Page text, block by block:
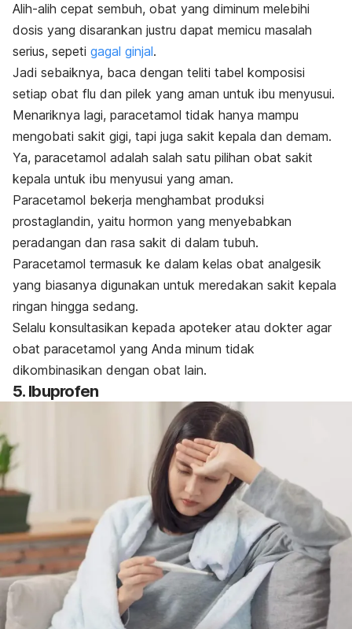
Alih-alih cepat sembuh, obat yang diminum melebihi
dosis yang disarankan justru dapat memicu masalah
serius, sepeti gagal ginjal.
Jadi sebaiknya, baca dengan teliti tabel komposisi
setiap obat flu dan pilek yang aman untuk ibu menyusui.
Menariknya lagi, paracetamol tidak hanya mampu
mengobati sakit gigi, tapi juga sakit kepala dan demam.
Ya, paracetamol adalah salah satu pilihan obat sakit
kepala untuk ibu menyusui yang aman.
Paracetamol bekerja menghambat produksi
prostaglandin, yaitu hormon yang menyebabkan
peradangan dan rasa sakit di dalam tubuh.
Paracetamol termasuk ke dalam kelas obat analgesik
yang biasanya digunakan untuk meredakan sakit kepala
ringan hingga sedang.
Selalu konsultasikan kepada apoteker atau dokter agar
obat paracetamol yang Anda minum tidak
dikombinasikan dengan obat lain.
5. Ibuprofen